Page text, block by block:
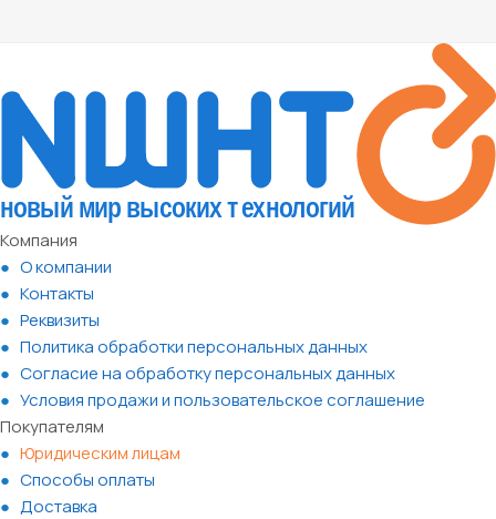
Компания
О компании
Контакты
Реквизиты
Политика обработки персональных данных
Согласие на обработку персональных данных
Условия продажи и пользовательское соглашение
Покупателям
Юридическим лицам
Способы оплаты
Доставка